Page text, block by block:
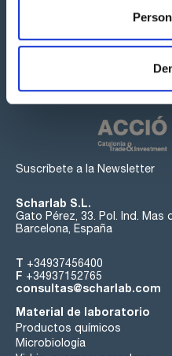
Suscríbete a la Newsletter
Scharlab S.L.
Gato Pérez, 33. Pol. Ind. Mas
Barcelona, España
T +34937456400
F +34937152765
consultas@scharlab.com
Material de laboratorio
Productos químicos
Microbiología